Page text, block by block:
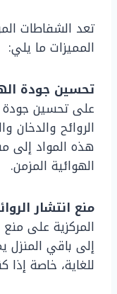
تعد الشفاطات
المميزات ما يلي:
تحسين جودة
على تحسين جودة
الروائح والدخان
هذه المواد إلى
الهوائية المزمن.
منع انتشار
المركزية على
إلى باقي المنزل
للغاية، خاصة